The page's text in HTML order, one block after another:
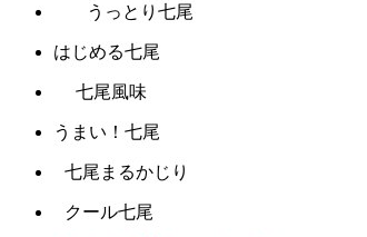
うっとり七尾
はじめる七尾
七尾風味
うまい！七尾
七尾まるかじり
クール七尾